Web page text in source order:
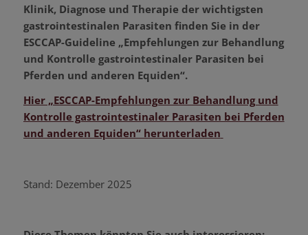
Klinik, Diagnose und Therapie der wichtigsten
gastrointestinalen Parasiten finden Sie in der
ESCCAP-Guideline „Empfehlungen zur Behandlung
und Kontrolle gastrointestinaler Parasiten bei
Pferden und anderen Equiden“.
Hier „ESCCAP-Empfehlungen zur Behandlung und
Kontrolle gastrointestinaler Parasiten bei Pferden
und anderen Equiden“ herunterladen
Stand: Dezember 2025